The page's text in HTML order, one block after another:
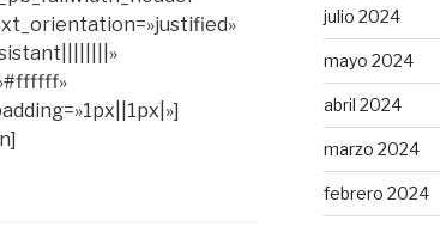
julio 2024
mayo 2024
abril 2024
marzo 2024
febrero 2024